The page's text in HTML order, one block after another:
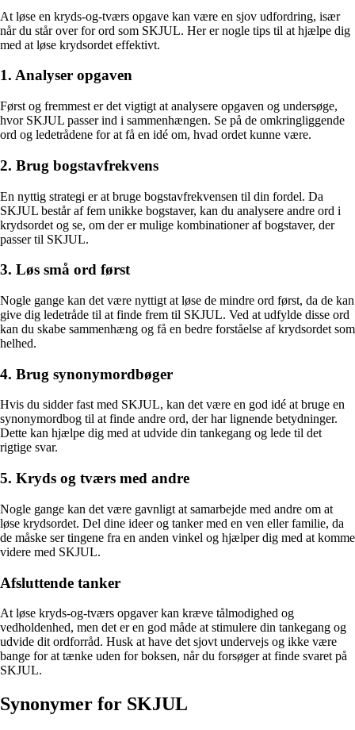
At løse en kryds-og-tværs opgave kan være en sjov udfordring, især
når du står over for ord som SKJUL. Her er nogle tips til at hjælpe dig
med at løse krydsordet effektivt.
1. Analyser opgaven
Først og fremmest er det vigtigt at analysere opgaven og undersøge,
hvor SKJUL passer ind i sammenhængen. Se på de omkringliggende
ord og ledetrådene for at få en idé om, hvad ordet kunne være.
2. Brug bogstavfrekvens
En nyttig strategi er at bruge bogstavfrekvensen til din fordel. Da
SKJUL består af fem unikke bogstaver, kan du analysere andre ord i
krydsordet og se, om der er mulige kombinationer af bogstaver, der
passer til SKJUL.
3. Løs små ord først
Nogle gange kan det være nyttigt at løse de mindre ord først, da de kan
give dig ledetråde til at finde frem til SKJUL. Ved at udfylde disse ord
kan du skabe sammenhæng og få en bedre forståelse af krydsordet som
helhed.
4. Brug synonymordbøger
Hvis du sidder fast med SKJUL, kan det være en god idé at bruge en
synonymordbog til at finde andre ord, der har lignende betydninger.
Dette kan hjælpe dig med at udvide din tankegang og lede til det
rigtige svar.
5. Kryds og tværs med andre
Nogle gange kan det være gavnligt at samarbejde med andre om at
løse krydsordet. Del dine ideer og tanker med en ven eller familie, da
de måske ser tingene fra en anden vinkel og hjælper dig med at komme
videre med SKJUL.
Afsluttende tanker
At løse kryds-og-tværs opgaver kan kræve tålmodighed og
vedholdenhed, men det er en god måde at stimulere din tankegang og
udvide dit ordforråd. Husk at have det sjovt undervejs og ikke være
bange for at tænke uden for boksen, når du forsøger at finde svaret på
SKJUL.
Synonymer for SKJUL